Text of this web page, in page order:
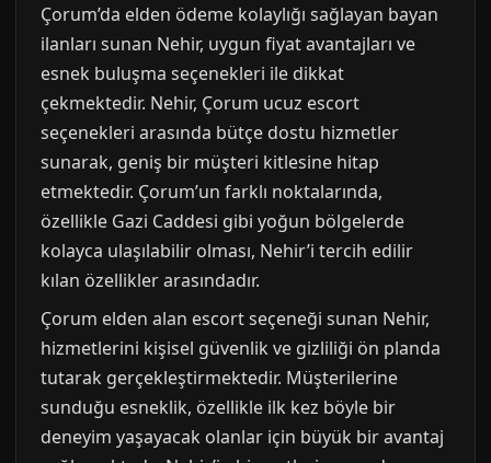
Çorum’da elden ödeme kolaylığı sağlayan bayan
ilanları sunan Nehir, uygun fiyat avantajları ve
esnek buluşma seçenekleri ile dikkat
çekmektedir. Nehir, Çorum ucuz escort
seçenekleri arasında bütçe dostu hizmetler
sunarak, geniş bir müşteri kitlesine hitap
etmektedir. Çorum’un farklı noktalarında,
özellikle Gazi Caddesi gibi yoğun bölgelerde
kolayca ulaşılabilir olması, Nehir’i tercih edilir
kılan özellikler arasındadır.
Çorum elden alan escort seçeneği sunan Nehir,
hizmetlerini kişisel güvenlik ve gizliliği ön planda
tutarak gerçekleştirmektedir. Müşterilerine
sunduğu esneklik, özellikle ilk kez böyle bir
deneyim yaşayacak olanlar için büyük bir avantaj